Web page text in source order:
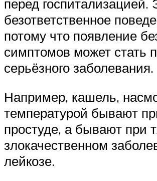
перед госпитализацией.
безответственное
потому что появление
симптомов может стать
серьёзного заболевания.
Например, кашель,
температурой бывают
простуде, а бывают при
злокачественном
лейкозе.